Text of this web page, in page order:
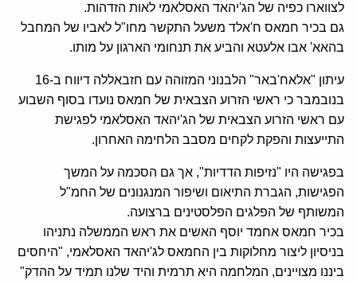
לצווארו כפיה של הג'יהאד האסלאמי לאות הזדהות.
גם בכיר חמאס ח'אלד משעל התקשר מחו"ל לאביו של המחבל
בהאא' אבו אלעטא והביע את תנחומי הארגון על מותו.
עיתון "אלאח'באר" הלבנוני המזוהה עם חזבאללה דיווח ב-16
בנובמבר כי ראשי הזרוע הצבאית של חמאס נועדו בסוף השבוע
עם ראשי הזרוע הצבאית של הג'יהאד האסלאמי לפגישת
התייעצות והפקת לקחים מסבב הלחימה האחרון.
בפגישה היו "נזיפות הדדיות", אך גם הסכמה על המשך
הפגישות, הגברת התיאום ושיפור המנגנונים של החמ"ל
המשותף של הפלגים הפלסטינים ברצועה.
בכיר חמאס אחמד יוסף האשים את ראש הממשלה נתניהו
בניסיון ליצור מחלוקות בין החמאס לג'יהאד האסלאמי, "היחסים
ביננו מצויינים, המלחמה היא תרמית והיד שלנו תמיד על ההדק"